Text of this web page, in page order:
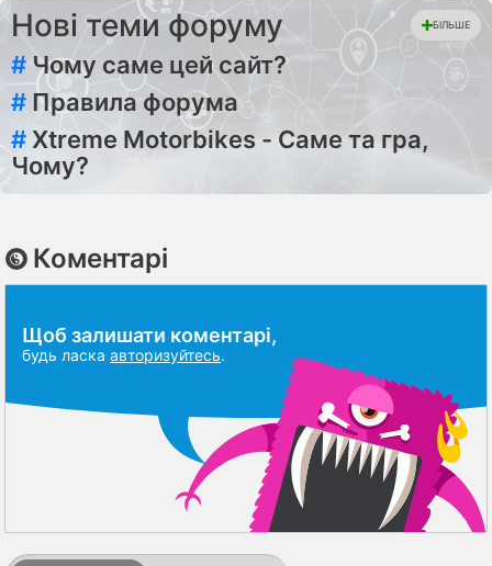
Нові теми форуму БІЛЬШЕ
# Чому саме цей сайт?
# Правила форума
# Xtreme Motorbikes - Саме та гра,
Чому?
Коментарі
Щоб залишати коментарі,
будь ласка авторизуйтесь.